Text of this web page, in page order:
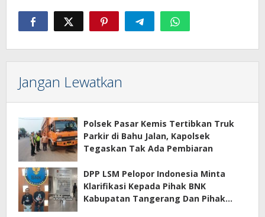
Jangan Lewatkan
Polsek Pasar Kemis Tertibkan Truk
Parkir di Bahu Jalan, Kapolsek
Tegaskan Tak Ada Pembiaran
DPP LSM Pelopor Indonesia Minta
Klarifikasi Kepada Pihak BNK
Kabupatan Tangerang Dan Pihak